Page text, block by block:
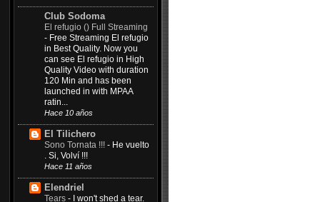
Club Sodoma
El refugio () Full Streaming
- Free Streaming El refugio
in Best Quality. Now you
can see El refugio in High
Quality Video with duration
120 Min and has been
launched in with MPAA
ratin...
Hace 10 años
El Tilichero
Sono Tornata !!! - He vuelto
. Si, Volví !!!
Hace 11 años
Elendriel
Tears - I won't shed a tear.